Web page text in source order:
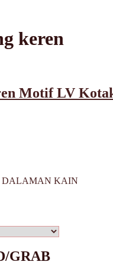
Penjualan Bong Dan
Bong Kaca Pyrex
pyrex | bong online |
| cangklong
keren
Motif LV
DALAMAN KAIN
GRAB